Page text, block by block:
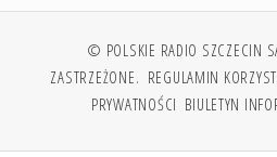
© POLSKIE RADIO SZCZECIN
ZASTRZEŻONE. REGULAMIN
PRYWATNOŚCI BIULETYN